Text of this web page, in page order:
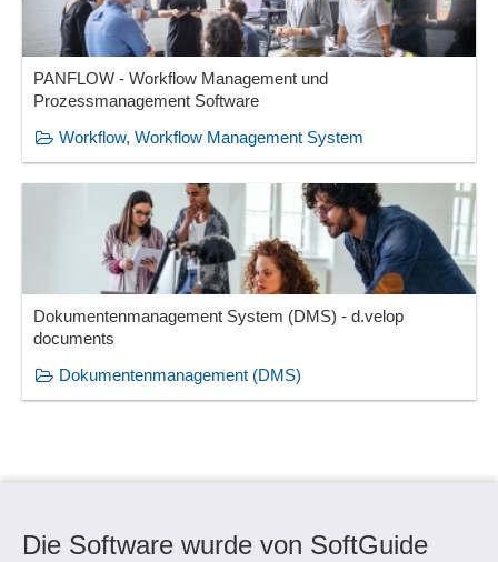
PANFLOW - Workflow Management und
Prozessmanagement Software
Workflow, Workflow Management System
Dokumentenmanagement System (DMS) - d.velop
documents
Dokumentenmanagement (DMS)
Die Software wurde von SoftGuide